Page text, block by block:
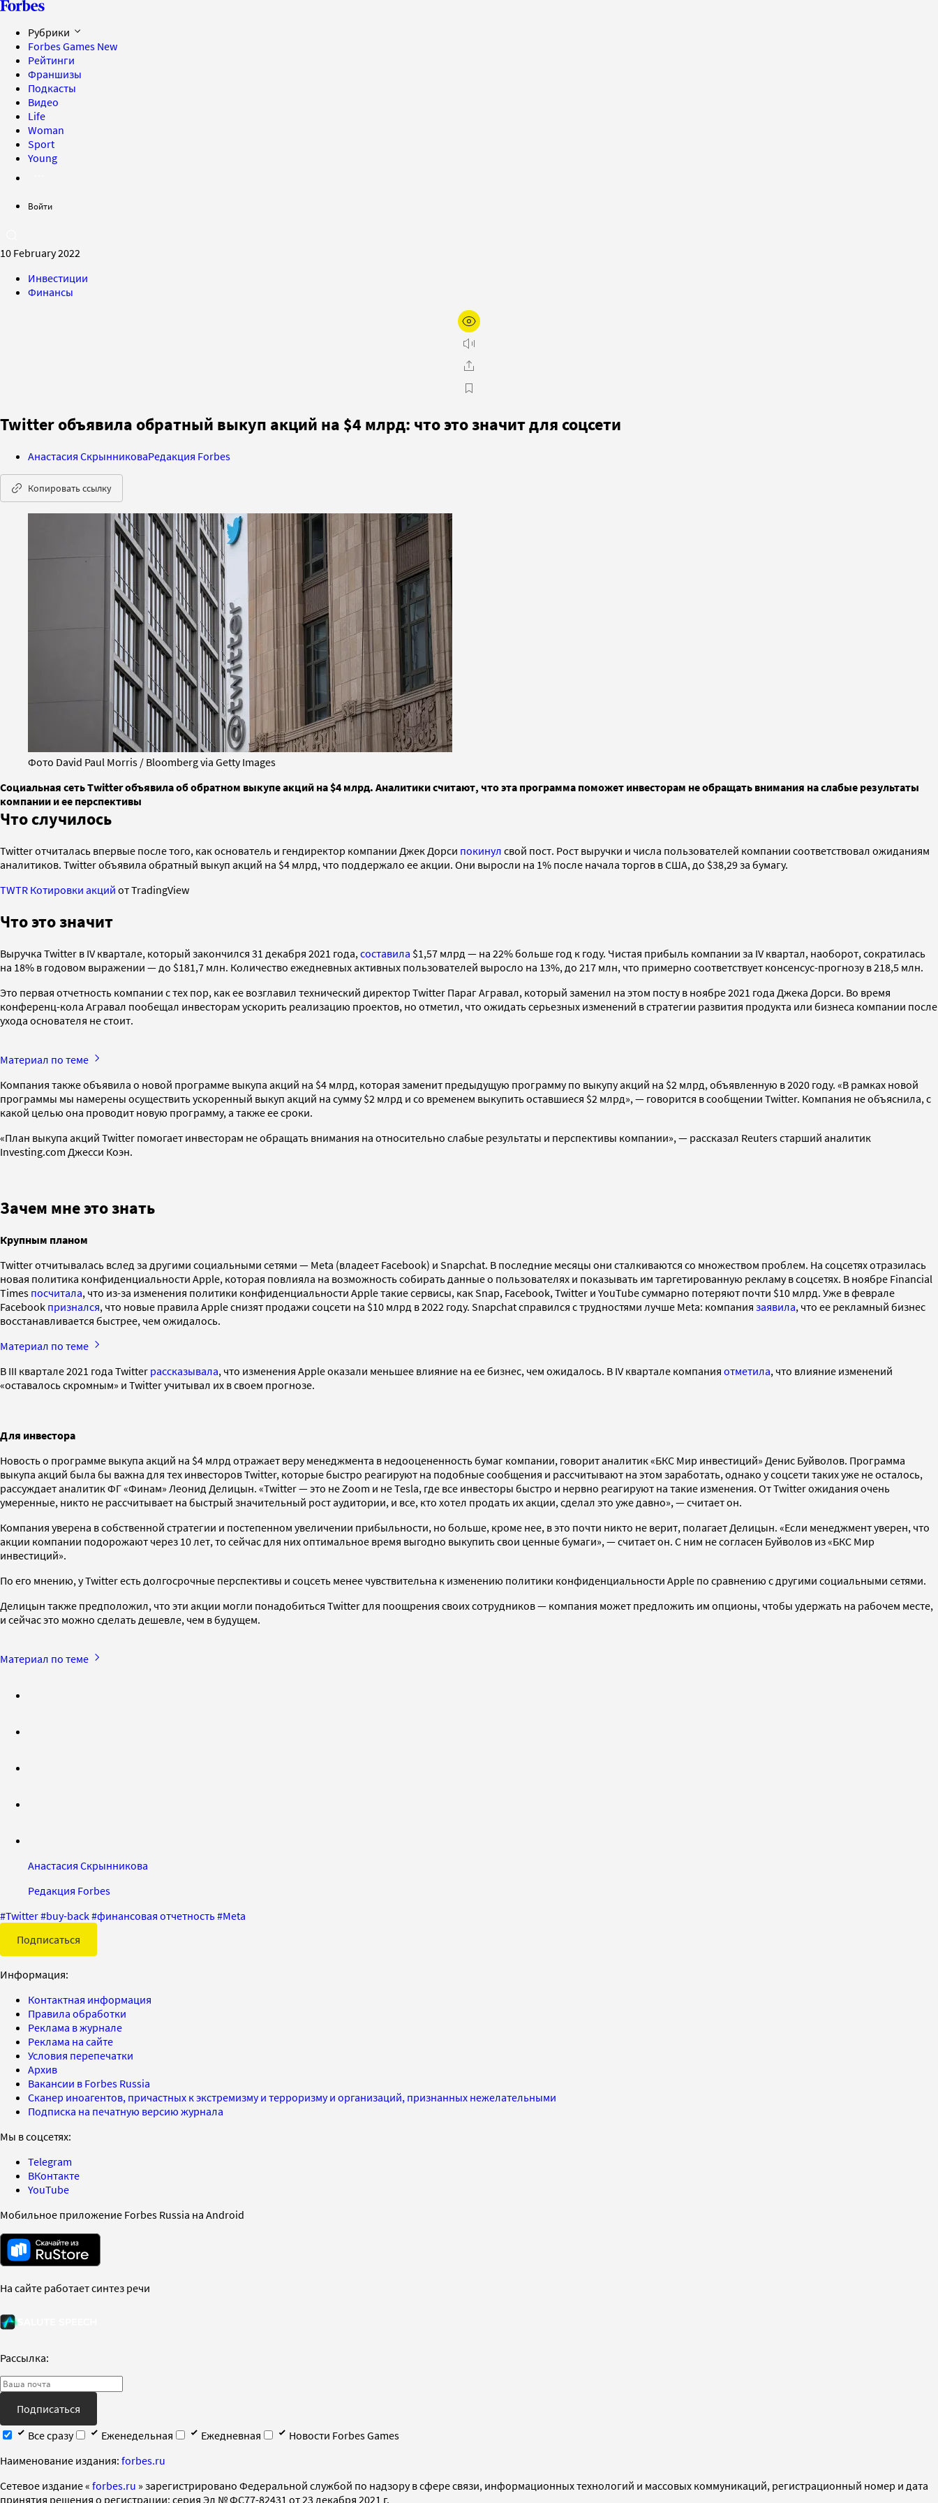
Рубрики
Forbes Games New
Рейтинги
Франшизы
Подкасты
Видео
Life
Woman
Sport
Young
Войти
10 February 2022
Инвестиции
Финансы
Twitter объявила обратный выкуп акций на $4 млрд: что это значит для соцсети
Анастасия СкрынниковаРедакция Forbes
Копировать ссылку
Фото David Paul Morris / Bloomberg via Getty Images
Социальная сеть Twitter объявила об обратном выкупе акций на $4 млрд. Аналитики считают, что эта программа поможет инвесторам не обращать внимания на слабые результаты
компании и ее перспективы
Что случилось
Twitter отчиталась впервые после того, как основатель и гендиректор компании Джек Дорси покинул свой пост. Рост выручки и числа пользователей компании соответствовал ожиданиям
аналитиков. Twitter объявила обратный выкуп акций на $4 млрд, что поддержало ее акции. Они выросли на 1% после начала торгов в США, до $38,29 за бумагу.
TWTR Котировки акций от TradingView
Что это значит
Выручка Twitter в IV квартале, который закончился 31 декабря 2021 года, составила $1,57 млрд — на 22% больше год к году. Чистая прибыль компании за IV квартал, наоборот, сократилась
на 18% в годовом выражении — до $181,7 млн. Количество ежедневных активных пользователей выросло на 13%, до 217 млн, что примерно соответствует консенсус-прогнозу в 218,5 млн.
Это первая отчетность компании с тех пор, как ее возглавил технический директор Twitter Параг Агравал, который заменил на этом посту в ноябре 2021 года Джека Дорси. Во время
конференц-кола Агравал пообещал инвесторам ускорить реализацию проектов, но отметил, что ожидать серьезных изменений в стратегии развития продукта или бизнеса компании после
ухода основателя не стоит.
Материал по теме
Компания также объявила о новой программе выкупа акций на $4 млрд, которая заменит предыдущую программу по выкупу акций на $2 млрд, объявленную в 2020 году. «В рамках новой
программы мы намерены осуществить ускоренный выкуп акций на сумму $2 млрд и со временем выкупить оставшиеся $2 млрд», — говорится в сообщении Twitter. Компания не объяснила, с
какой целью она проводит новую программу, а также ее сроки.
«План выкупа акций Twitter помогает инвесторам не обращать внимания на относительно слабые результаты и перспективы компании», — рассказал Reuters старший аналитик
Investing.com Джесси Коэн.
Зачем мне это знать
Крупным планом
Twitter отчитывалась вслед за другими социальными сетями — Meta (владеет Facebook) и Snapchat. В последние месяцы они сталкиваются со множеством проблем. На соцсетях отразилась
новая политика конфиденциальности Apple, которая повлияла на возможность собирать данные о пользователях и показывать им таргетированную рекламу в соцсетях. В ноябре Financial
Times посчитала, что из-за изменения политики конфиденциальности Apple такие сервисы, как Snap, Facebook, Twitter и YouTube суммарно потеряют почти $10 млрд. Уже в феврале
Facebook признался, что новые правила Apple снизят продажи соцсети на $10 млрд в 2022 году. Snapchat справился с трудностями лучше Meta: компания ​​ заявила, что ее рекламный бизнес
восстанавливается быстрее, чем ожидалось.
Материал по теме
В III квартале 2021 года Twitter рассказывала, что изменения Apple оказали меньшее влияние на ее бизнес, чем ожидалось. В IV квартале компания отметила, что влияние изменений
«оставалось скромным» и Twitter учитывал их в своем прогнозе.
Для инвестора
Новость о программе выкупа акций на $4 млрд отражает веру менеджмента в недооцененность бумаг компании, говорит аналитик «БКС Мир инвестиций» Денис Буйволов. Программа
выкупа акций была бы важна для тех инвесторов Twitter, которые быстро реагируют на подобные сообщения и рассчитывают на этом заработать, однако у соцсети таких уже не осталось,
рассуждает аналитик ФГ «Финам» Леонид Делицын. «Twitter — это не Zoom и не Tesla, где все инвесторы быстро и нервно реагируют на такие изменения. От Twitter ожидания очень
умеренные, никто не рассчитывает на быстрый значительный рост аудитории, и все, кто хотел продать их акции, сделал это уже давно», — считает он.
Компания уверена в собственной стратегии и постепенном увеличении прибыльности, но больше, кроме нее, в это почти никто не верит, полагает Делицын. «Если менеджмент уверен, что
акции компании подорожают через 10 лет, то сейчас для них оптимальное время выгодно выкупить свои ценные бумаги», — считает он. С ним не согласен Буйволов из «БКС Мир
инвестиций».
По его мнению, у Twitter есть долгосрочные перспективы и соцсеть менее чувствительна к изменению политики конфиденциальности Apple по сравнению с другими социальными сетями.
Делицын также предположил, что эти акции могли понадобиться Twitter для поощрения своих сотрудников — компания может предложить им опционы, чтобы удержать на рабочем месте,
и сейчас это можно сделать дешевле, чем в будущем.
Материал по теме
Анастасия Скрынникова
Редакция Forbes
#Twitter#buy-back#финансовая отчетность#Meta
Подписаться
Информация:
Контактная информация
Правила обработки
Реклама в журнале
Реклама на сайте
Условия перепечатки
Архив
Вакансии в Forbes Russia
Сканер иноагентов, причастных к экстремизму и терроризму и организаций, признанных нежелательными
Подписка на печатную версию журнала
Мы в соцсетях:
Telegram
ВКонтакте
YouTube
Мобильное приложение Forbes Russia на Android
На сайте работает синтез речи
Рассылка:
Подписаться
Все сразу
Еженедельная Ежедневная
Новости Forbes Games
Наименование издания: forbes.ru
Cетевое издание « forbes.ru » зарегистрировано Федеральной службой по надзору в сфере связи, информационных технологий и массовых коммуникаций, регистрационный номер и дата
принятия решения о регистрации: серия Эл № ФС77-82431 от 23 декабря 2021 г.